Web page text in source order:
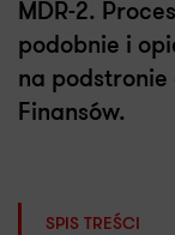
MDR-2.
podobnie i
na
Finansów.
SPIS TREŚCI